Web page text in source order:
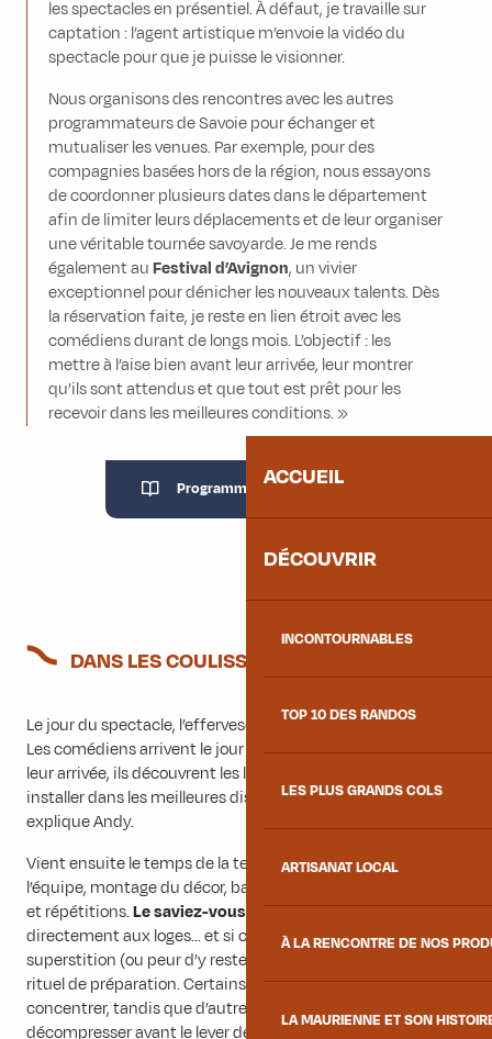
ACCUEIL
DÉCOUVRIR
INCONTOURNABLES
TOP 10 DES RANDOS
LES PLUS GRANDS COLS
ARTISANAT LOCAL
À LA RENCONTRE DE NOS
LA MAURIENNE ET SON
les spectacles en présentiel. À défaut, je travaille sur
captation : l’agent artistique m’envoie la vidéo du
spectacle pour que je puisse le visionner.
Nous organisons des rencontres avec les autres
programmateurs de Savoie pour échanger et
mutualiser les venues. Par exemple, pour des
compagnies basées hors de la région, nous essayons
de coordonner plusieurs dates dans le département
afin de limiter leurs déplacements et de leur organiser
une véritable tournée savoyarde. Je me rends
également auFestival d’Avignon, un vivier
exceptionnel pour dénicher les nouveaux talents. Dès
la réservation faite, je reste en lien étroit avec les
comédiens durant de longs mois. L’objectif : les
mettre à l’aise bien avant leur arrivée, leur montrer
qu’ils sont attendus et que tout est prêt pour les
recevoir dans les meilleures conditions. »
Programmation en cours
DANS LES COULISSES
Le jour du spectacle, l’effervescence gagne les coulisses. «
Les comédiens arrivent le jour même. Je les accueille dès
leur arrivée, ils découvrent les loges et nous veillons à les
installer dans les meilleures dispositions possibles »,
explique Andy.
Vient ensuite le temps de la technique : rencontre avec
l’équipe, montage du décor, balances son, réglages lumières
et répétitions.Le saviez-vous ?
Un ascenseur descend
directement aux loges… et si certains artistes l’évitent par
superstition (ou peur d’y rester bloqués !), chacun a son
rituel de préparation. Certains se recueillent en loge pour se
concentrer, tandis que d’autres préfèrent flâner en ville pour
décompresser avant le lever de rideau.